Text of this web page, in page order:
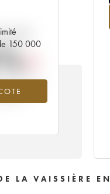
150 000
la cote
1993
2025
LA VAISSIÈRE